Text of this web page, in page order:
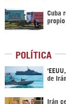
Cuba
propio
POLÍTICA
de
Irán